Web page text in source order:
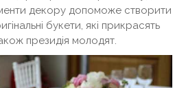
декору допоможе створити
букети, які прикрасять
президія молодят.